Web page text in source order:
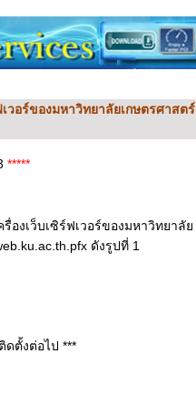
วอร์ของมหาวิทยาลัยเกษตรศาสตร์
*****
องเว็บเซิร์ฟเวอร์ของมหาวิทยาลัย
ดังรูปที่ 1
ดตั้งต่อไป ***